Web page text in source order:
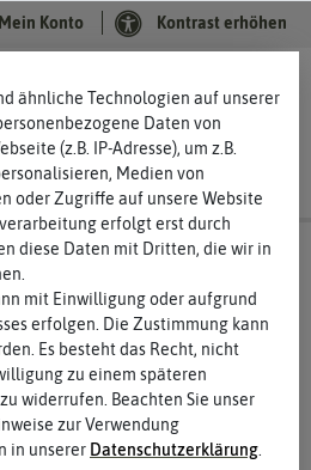
Mein Konto Kontrast erhöhen
ähnliche Technologien auf unserer
Daten von
(z.B. IP-Adresse), um z.B.
Medien von
oder Zugriffe auf unsere Website
erfolgt erst durch
diese Daten mit Dritten, die wir in
mit Einwilligung oder aufgrund
erfolgen. Die Zustimmung kann
Es besteht das Recht, nicht
zu einem späteren
widerrufen. Beachten Sie unser
zur Verwendung
in unserer Daten­schutz­erklärung.